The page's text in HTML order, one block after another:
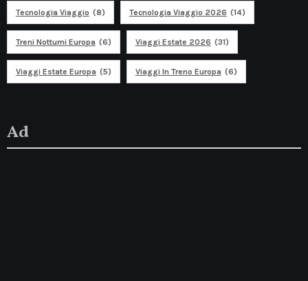
Tecnologia Viaggio (8) Tecnologia Viaggio 2026 (14)
Treni Notturni Europa (6) Viaggi Estate 2026 (31)
Viaggi Estate Europa (5) Viaggi In Treno Europa (6)
Ad